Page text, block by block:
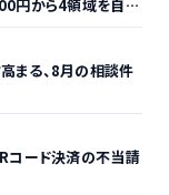
円から4領域を自動
まる、8月の相談件
コード決済の不当請